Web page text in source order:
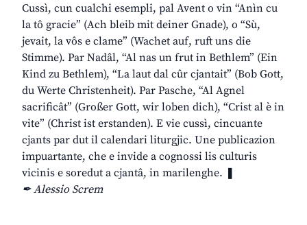
Cussì, cun cualchi esempli, pal Avent o vin “Anìn cu
la tô gracie” (Ach bleib mit deiner Gnade), o “Sù,
jevait, la vôs e clame” (Wachet auf, ruft uns die
Stimme). Par Nadâl, “Al nas un frut in Bethlem” (Ein
Kind zu Bethlem), “La laut dal cûr cjantait” (Bob Gott,
du Werte Christenheit). Par Pasche, “Al Agnel
sacrificât” (Großer Gott, wir loben dich), “Crist al è in
vite” (Christ ist erstanden). E vie cussì, cincuante
cjants par dut il calendari liturgjic. Une publicazion
impuartante, che e invide a cognossi lis culturis
vicinis e soredut a cjantâ, in marilenghe. ❚
✒ Alessio Screm